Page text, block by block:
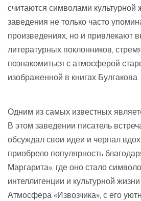
считаются символами культурной
заведения не только часто
произведениях, но и привлекают
литературных поклонников,
познакомиться с атмосферой
изображенной в книгах Булгакова.
Одним из самых известных
В этом заведении писатель
обсуждал свои идеи и черпал
приобрело популярность
Маргарита», где оно стало
интеллигенции и культурной
Атмосфера «Извозчика», с его